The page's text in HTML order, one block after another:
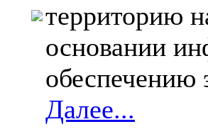
территорию
основании
обеспечению
Далее...